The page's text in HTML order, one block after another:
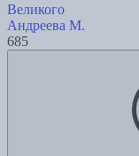
Великого
Андреева М.
685